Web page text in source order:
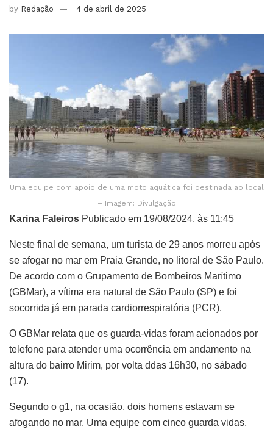
by Redação 4 de abril de 2025
Uma equipe com apoio de uma moto aquática foi destinada ao local
– Imagem: Divulgação
Karina Faleiros Publicado em 19/08/2024, às 11:45
Neste final de semana, um turista de 29 anos morreu após
se afogar no mar em Praia Grande, no litoral de São Paulo.
De acordo com o Grupamento de Bombeiros Marítimo
(GBMar), a vítima era natural de São Paulo (SP) e foi
socorrida já em parada cardiorrespiratória (PCR).
O GBMar relata que os guarda-vidas foram acionados por
telefone para atender uma ocorrência em andamento na
altura do bairro Mirim, por volta ddas 16h30, no sábado
(17).
Segundo o g1, na ocasião, dois homens estavam se
afogando no mar. Uma equipe com cinco guarda vidas,